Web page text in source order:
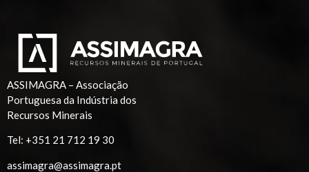
ASSIMAGRA – Associação
Portuguesa da Indústria dos
Recursos Minerais
Tel: +351 21 712 19 30
assimagra@assimagra.pt